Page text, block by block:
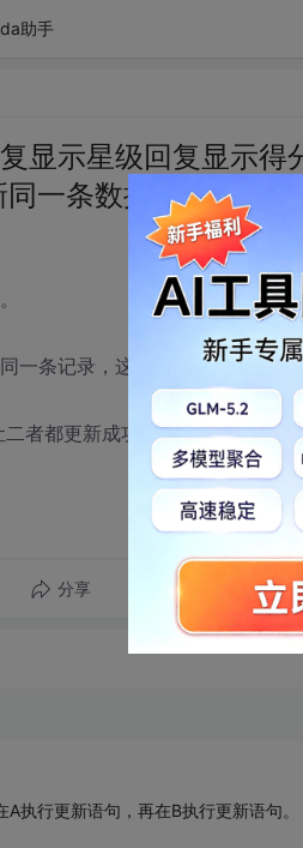
助手
显示星级回复显示
一条数据同步问题。
一条记录，这时：
者都更新成功？ 依据是什么？
分享 转发到动态
执行更新语句，再在B执行更新语句。